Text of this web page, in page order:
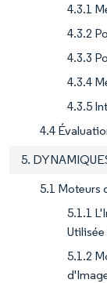
4.3.1
4.3.2
4.3.3
4.3.4
4.3.5
4.4
5.
5.1 Moteurs
5.1.1
5.1.2